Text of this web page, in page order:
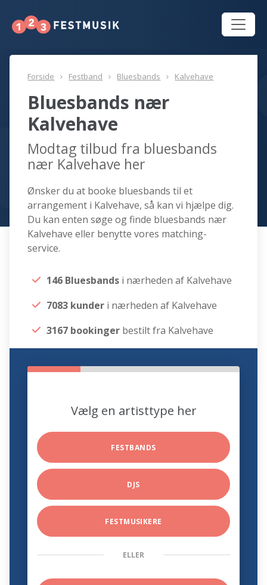
Forside Festband Bluesbands Kalvehave
Bluesbands nær
Kalvehave
Modtag tilbud fra bluesbands
nær Kalvehave her
Ønsker du at booke bluesbands til et
arrangement i Kalvehave, så kan vi hjælpe dig.
Du kan enten søge og finde bluesbands nær
Kalvehave eller benytte vores matching-
service.
146 Bluesbands i nærheden af Kalvehave
7083 kunder i nærheden af Kalvehave
3167 bookinger bestilt fra Kalvehave
Vælg en artisttype her
FESTBANDS
DJS
FESTMUSIKERE
ELLER